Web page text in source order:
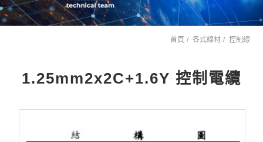
首頁 各式線材 控制線
1.25mm2x2C+1.6Y 控制電纜